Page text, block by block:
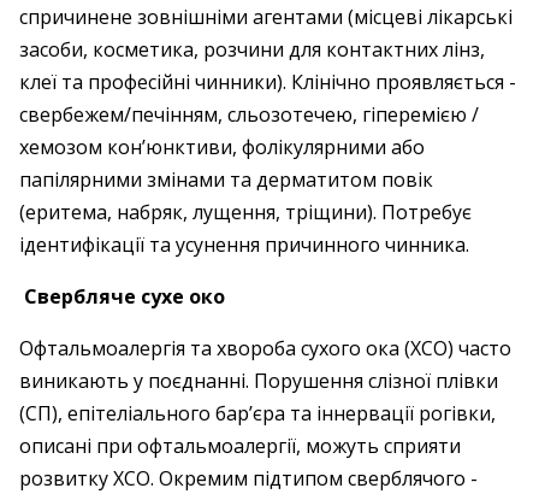
спричинене зовнішніми агентами (місцеві лікарські
засоби, косметика, розчини для контактних лінз,
клеї та професійні чинники). Клінічно проявляється ­
свербежем/печінням, сльозотечею, ­гіперемією /
хемозом кон’юнктиви, фолікулярними або
папілярними змінами та дерматитом повік
(еритема, набряк, лущення, тріщини). Потребує
ідентифікації та усунення причинного чинника.
Свербляче сухе око
Офтальмоалергія та хвороба сухого ока (ХСО) часто
виникають у поєднанні. Порушення слізної плівки
(СП), епітеліального бар’єра та іннервації рогівки,
описані при офтальмоалергії, можуть сприяти
розвитку ХСО. Окремим підтипом сверблячого ­